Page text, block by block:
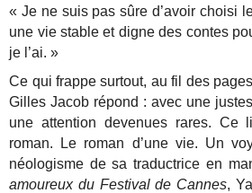
« Je ne suis pas sûre d’avoir choisi
une vie stable et digne des contes
je l’ai. »
Ce qui frappe surtout, au fil des
Gilles Jacob répond : avec une
une attention devenues rares. Ce
roman. Le roman d’une vie. Un
néologisme de sa traductrice en
amoureux du Festival de Cannes,